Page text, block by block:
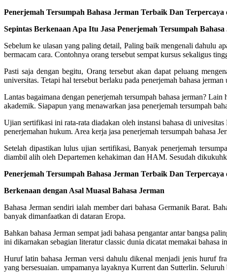
Penerjemah Tersumpah Bahasa Jerman Terbaik Dan
Sepintas Berkenaan Apa Itu Jasa Penerjemah Tersumpah Bahasa
Sebelum ke ulasan yang paling detail, Paling baik mengenali dahulu
bermacam cara. Contohnya orang tersebut sempat kursus sekaligus
Pasti saja dengan begitu, Orang tersebut akan dapat peluang
universitas. Tetapi hal tersebut berlaku pada penerjemah bahasa
Lantas bagaimana dengan penerjemah tersumpah bahasa jerman?
akademik. Siapapun yang menawarkan jasa penerjemah tersumpah
Ujian sertifikasi ini rata-rata diadakan oleh instansi bahasa di
penerjemahan hukum. Area kerja jasa penerjemah tersumpah bahasa
Setelah dipastikan lulus ujian sertifikasi, Banyak penerjemah
diambil alih oleh Departemen kehakiman dan HAM. Sesudah
Penerjemah Tersumpah Bahasa Jerman Terbaik Dan
Berkenaan dengan Asal Muasal Bahasa Jerman
Bahasa Jerman sendiri ialah member dari bahasa Germanik Barat.
banyak dimanfaatkan di dataran Eropa.
Bahkan bahasa Jerman sempat jadi bahasa pengantar antar bangsa
ini dikarnakan sebagian literatur classic dunia dicatat memakai
Huruf latin bahasa Jerman versi dahulu dikenal menjadi jenis huruf
yang bersesuaian. umpamanya layaknya Kurrent dan Sutterlin.